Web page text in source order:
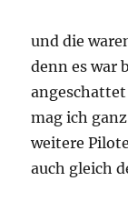
und die
denn es war
mag ich
weitere
auch gleich